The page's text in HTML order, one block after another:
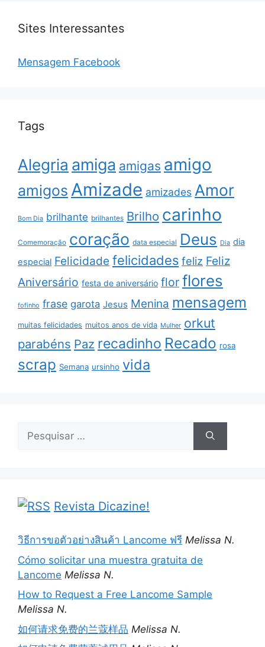
Sites Interessantes
Mensagem Facebook
Tags
Alegria amiga amigas amigo
amigos Amizade amizades Amor
Bom Dia brilhante brilhantes Brilho carinho
Comemoração coração data especial Deus Dia dia
especial Felicidade felicidades feliz Feliz
Aniversário festa de aniversário flor flores
fofinho frase garota Jesus Menina mensagem
muitas felicidades muitos anos de vida Mulher orkut
parabéns Paz recadinho Recado rosa
scrap Semana ursinho vida
Pesquisar
Revista Dicazine!
วิธีการขอตัวอย่างสินค้า Lancome ฟรี Melissa N.
Cómo solicitar una muestra gratuita de
Lancome Melissa N.
How to Request a Free Lancome Sample
Melissa N.
如何请求免费的兰蔻样品 Melissa N.